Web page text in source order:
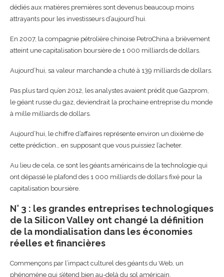
dédiés aux matières premières sont devenus beaucoup moins
attrayants pour les investisseurs d’aujourd’hui.
En 2007, la compagnie pétrolière chinoise PetroChina a brièvement
atteint une capitalisation boursière de 1 000 milliards de dollars.
Aujourd’hui, sa valeur marchande a chuté à 139 milliards de dollars.
Pas plus tard qu’en 2012, les analystes avaient prédit que Gazprom,
le géant russe du gaz, deviendrait la prochaine entreprise du monde
à mille milliards de dollars.
Aujourd’hui, le chiffre d’affaires représente environ un dixième de
cette prédiction… en supposant que vous puissiez l’acheter.
Au lieu de cela, ce sont les géants américains de la technologie qui
ont dépassé le plafond des 1 000 milliards de dollars fixé pour la
capitalisation boursière.
N° 3 : les grandes entreprises technologiques
de la Silicon Valley ont changé la définition
de la mondialisation dans les économies
réelles et financières
Commençons par l’impact culturel des géants du Web, un
phénomène qui s’étend bien au-delà du sol américain.